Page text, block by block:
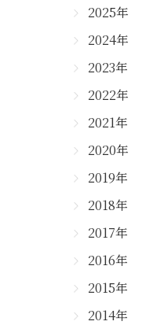
2025年
2024年
2023年
2022年
2021年
2020年
2019年
2018年
2017年
2016年
2015年
2014年